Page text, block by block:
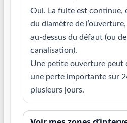
Oui. La fuite est continue,
du diamètre de
au-dessus du défaut (ou
canalisation).
Une petite ouverture peut
une perte importante sur
plusieurs jours.